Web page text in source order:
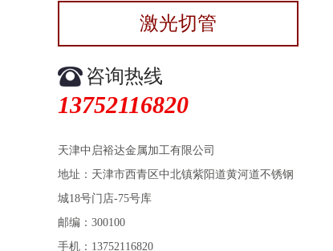
激光切管
咨询热线
13752116820
天津中启裕达金属加工有限公司
地址：天津市西青区中北镇紫阳道黄河道不锈钢
城18号门店-75号库
邮编：300100
手机：13752116820